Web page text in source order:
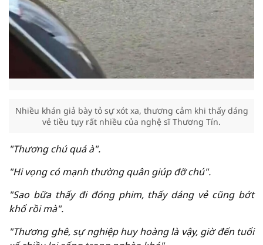
Nhiều khán giả bày tỏ sự xót xa, thương cảm khi thấy dáng
vẻ tiều tụy rất nhiều của nghệ sĩ Thương Tín.
"Thương chú quá à".
"Hi vọng có mạnh thường quân giúp đỡ chú".
"Sao bữa thấy đi đóng phim, thấy dáng vẻ cũng bớt
khổ rồi mà".
"Thương ghê, sự nghiệp huy hoàng là vậy, giờ đến tuổi